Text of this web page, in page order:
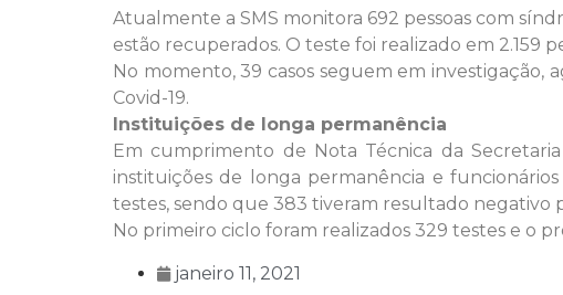
Atualmente a SMS monitora 692 pessoas com
estão recuperados. O teste foi realizado em 2.159
No momento, 39 casos seguem em investigação,
Covid-19.
Instituições de longa permanência
Em cumprimento de Nota Técnica da
instituições de longa permanência e
testes, sendo que 383 tiveram resultado negativo
No primeiro ciclo foram realizados 329 testes e o
janeiro 11, 2021